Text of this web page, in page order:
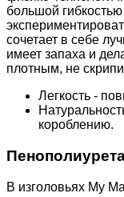
большой
сочетает в себе
имеет запаха и
плотным, не
Легкость -
короблению.
В изголовьях My